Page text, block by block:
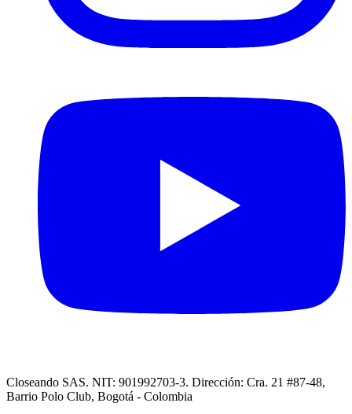
Closeando SAS. NIT: 901992703-3. Dirección: Cra. 21 #87-48,
Barrio Polo Club, Bogotá - Colombia